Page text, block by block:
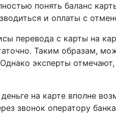
понять баланс
и оплаты с
перевода с карты на
Таким образам,
эксперты отмечают,
на карте вполне
звонок оператору